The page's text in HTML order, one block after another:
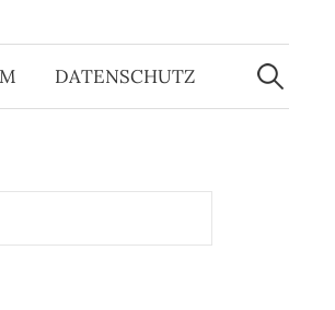
DATENSCHUTZ
Suchen
nach: